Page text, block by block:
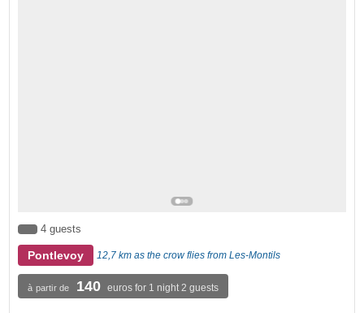
4 guests
Pontlevoy 12,7 km as the crow flies from Les-Montils
à partir de 140 euros for 1 night 2 guests